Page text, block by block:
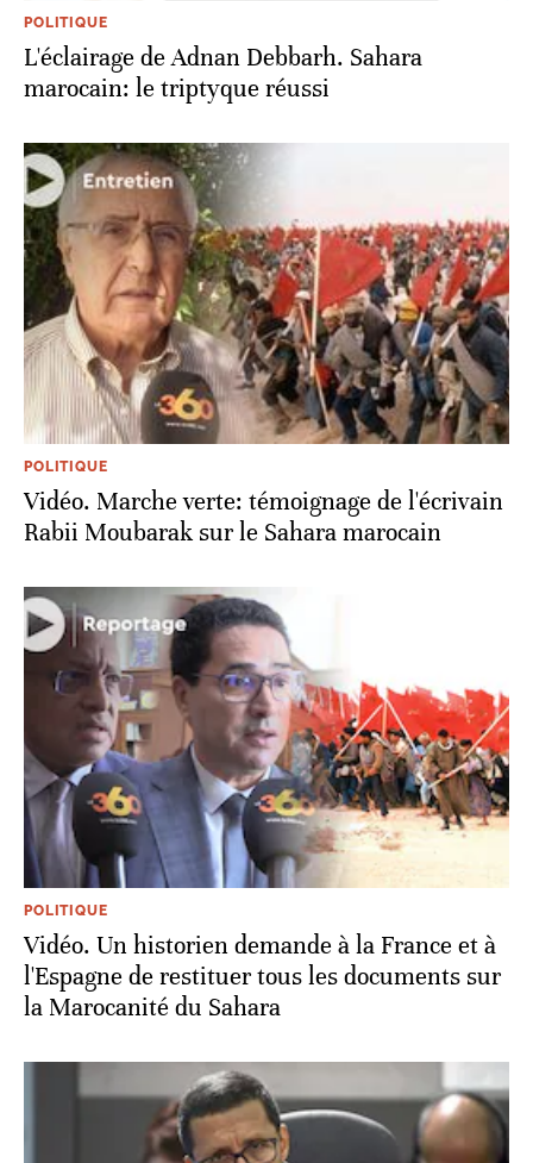
POLITIQUE
L'éclairage de Adnan Debbarh. Sahara
marocain: le triptyque réussi
POLITIQUE
Vidéo. Marche verte: témoignage de l'écrivain
Rabii Moubarak sur le Sahara marocain
POLITIQUE
Vidéo. Un historien demande à la France et à
l'Espagne de restituer tous les documents sur
la Marocanité du Sahara